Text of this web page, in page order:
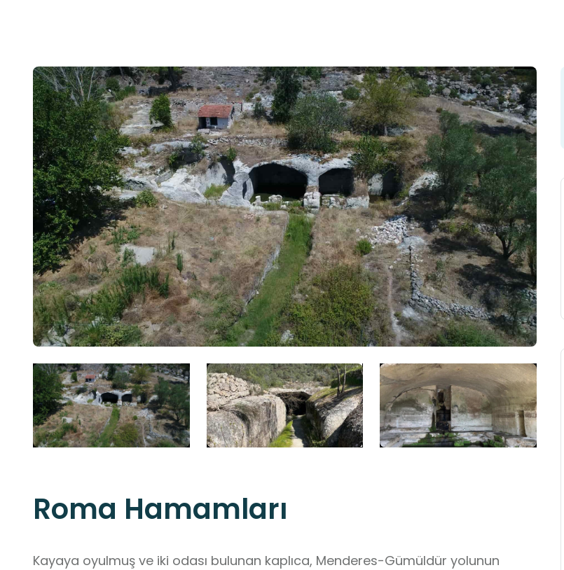
Roma Hamamları
Kayaya oyulmuş ve iki odası bulunan kaplıca, Menderes-Gümüldür yolunun